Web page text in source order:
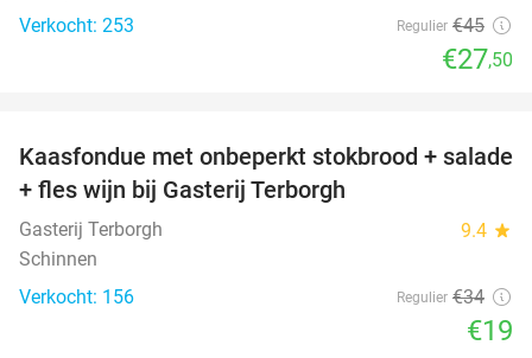
Verkocht: 253
Regulier €45
€27,50
44%
Kaasfondue met onbeperkt stokbrood + salade
+ fles wijn bij Gasterij Terborgh
Gasterij Terborgh 9.4 star
Schinnen
Verkocht: 156
Regulier €34
€19